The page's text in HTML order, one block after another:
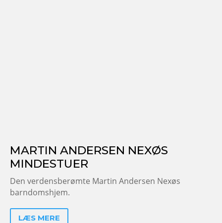
MARTIN ANDERSEN NEXØS
MINDESTUER
Den verdensberømte Martin Andersen Nexøs
barndomshjem.
LÆS MERE